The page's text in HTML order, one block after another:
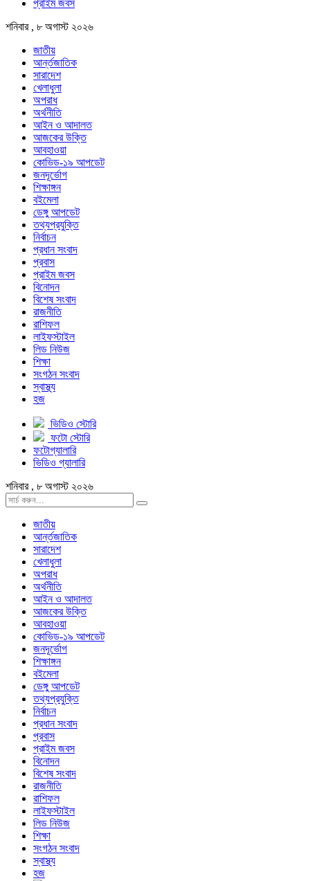
প্রাইম জবস
শনিবার , ৮ অগাস্ট ২০২৬
জাতীয়
আর্ন্তজাতিক
সারাদেশ
খেলাধুলা
অপরাধ
অর্থনীতি
আইন ও আদালত
আজকের উক্তি
আবহাওয়া
কোভিড-১৯ আপডেট
জনদূর্ভোগ
শিক্ষাঙ্গন
বইমেলা
ডেঙ্গু আপডেট
তথ্যপ্রযুক্তি
নির্বাচন
প্রধান সংবাদ
প্রবাস
প্রাইম জবস
বিনোদন
বিশেষ সংবাদ
রাজনীতি
রাশিফল
লাইফস্টাইল
লিড নিউজ
শিক্ষা
সংগঠন সংবাদ
স্বাস্থ্য
হজ
ভিডিও স্টোরি
ফটো স্টোরি
ফটোগ্যালারি
ভিডিও গ্যালারি
শনিবার , ৮ অগাস্ট ২০২৬
জাতীয়
আর্ন্তজাতিক
সারাদেশ
খেলাধুলা
অপরাধ
অর্থনীতি
আইন ও আদালত
আজকের উক্তি
আবহাওয়া
কোভিড-১৯ আপডেট
জনদূর্ভোগ
শিক্ষাঙ্গন
বইমেলা
ডেঙ্গু আপডেট
তথ্যপ্রযুক্তি
নির্বাচন
প্রধান সংবাদ
প্রবাস
প্রাইম জবস
বিনোদন
বিশেষ সংবাদ
রাজনীতি
রাশিফল
লাইফস্টাইল
লিড নিউজ
শিক্ষা
সংগঠন সংবাদ
স্বাস্থ্য
হজ